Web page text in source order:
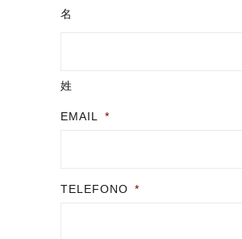
名
姓
EMAIL *
TELEFONO *